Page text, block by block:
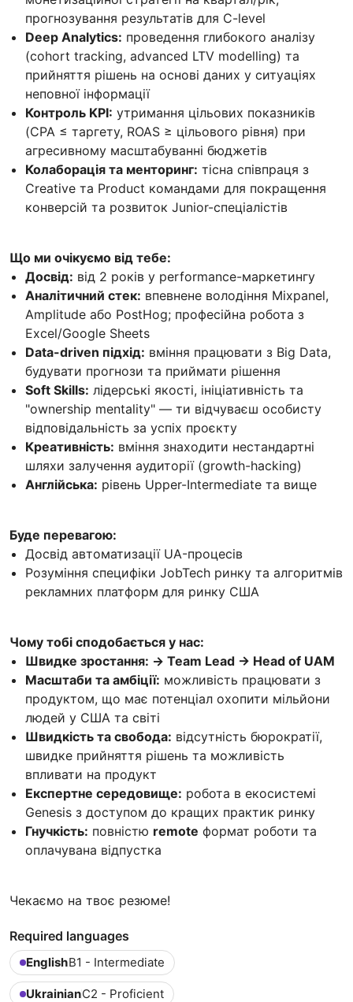
прогнозування результатів для C-level
Deep Analytics: проведення глибокого аналізу
(cohort tracking, advanced LTV modelling) та
прийняття рішень на основі даних у ситуаціях
неповної інформації
Контроль KPI: утримання цільових показників
(CPA ≤ таргету, ROAS ≥ цільового рівня) при
агресивному масштабуванні бюджетів
Колаборація та менторинг: тісна співпраця з
Creative та Product командами для покращення
конверсій та розвиток Junior-спеціалістів
Що ми очікуємо від тебе:
Досвід: від 2 років у performance-маркетингу
Аналітичний стек: впевнене володіння Mixpanel,
Amplitude або PostHog; професійна робота з
Excel/Google Sheets
Data-driven підхід: вміння працювати з Big Data,
будувати прогнози та приймати рішення
Soft Skills: лідерські якості, ініціативність та
"ownership mentality" — ти відчуваєш особисту
відповідальність за успіх проєкту
Креативність: вміння знаходити нестандартні
шляхи залучення аудиторії (growth-hacking)
Англійська: рівень Upper-Intermediate та вище
Буде перевагою:
Досвід автоматизації UA-процесів
Розуміння специфіки JobTech ринку та алгоритмів
рекламних платформ для ринку США
Чому тобі сподобається у нас:
Швидке зростання: → Team Lead → Head of UAM
Масштаби та амбіції: можливість працювати з
продуктом, що має потенціал охопити мільйони
людей у США та світі
Швидкість та свобода: відсутність бюрократії,
швидке прийняття рішень та можливість
впливати на продукт
Експертне середовище: робота в екосистемі
Genesis з доступом до кращих практик ринку
Гнучкість: повністю remote формат роботи та
оплачувана відпустка
Чекаємо на твоє резюме!
Required languages
EnglishB1 - Intermediate
UkrainianC2 - Proficient